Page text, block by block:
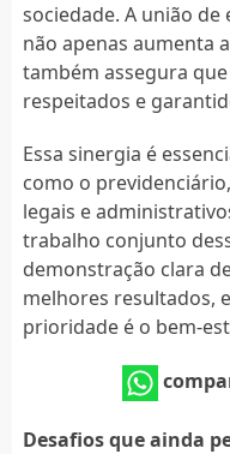
sociedade. A união
não apenas aumenta
também assegura
respeitados e
Essa sinergia é
como o
legais e
trabalho conjunto
demonstração clara
melhores resultados,
prioridade é o bem-
Desafios que ainda